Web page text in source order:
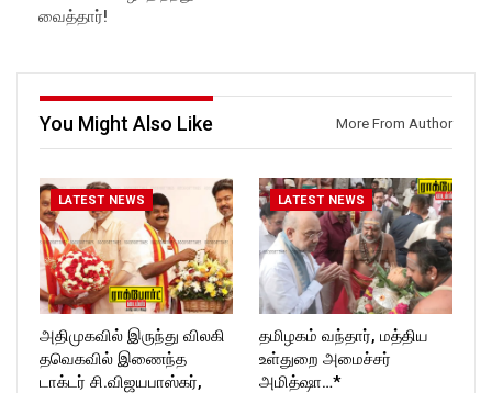
Follow us on:
https://twitter.com/ROCKFOR
T_TIMESC
வைத்தார்!
You Might Also Like More From Author
LATEST NEWS
அதிமுகவில் இருந்து விலகி
தவெகவில் இணைந்த
டாக்டர் சி.விஜயபாஸ்கர்,
LATEST NEWS
தமிழகம் வந்தார், மத்திய
உள்துறை அமைச்சர்
அமித்ஷா…*